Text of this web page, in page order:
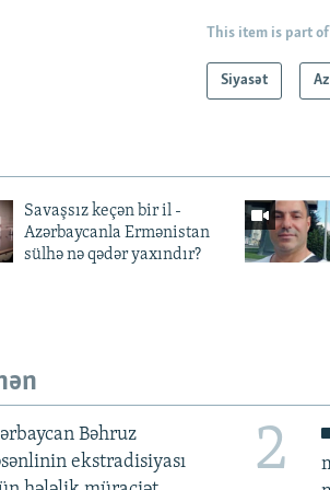
This item is part of
Siyasət
Savaşsız keçən bir il -
Azərbaycanla Ermənistan
sülhə nə qədər yaxındır?
Bəhruz
ekstradisiyası
2